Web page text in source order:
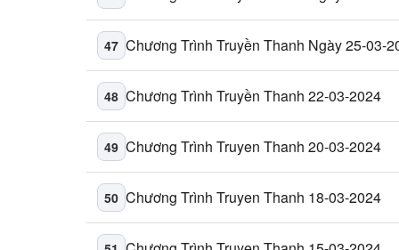
47 Chương Trình Truyền Thanh Ngày 25-03-
48 Chương Trình Truyền Thanh 22-03-2024
49 Chương Trình Truyen Thanh 20-03-2024
50 Chương Trình Truyen Thanh 18-03-2024